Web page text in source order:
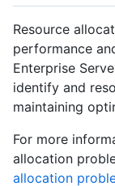
Resource
performance
Enterprise
identify and
maintaining
For more
allocation
allocation